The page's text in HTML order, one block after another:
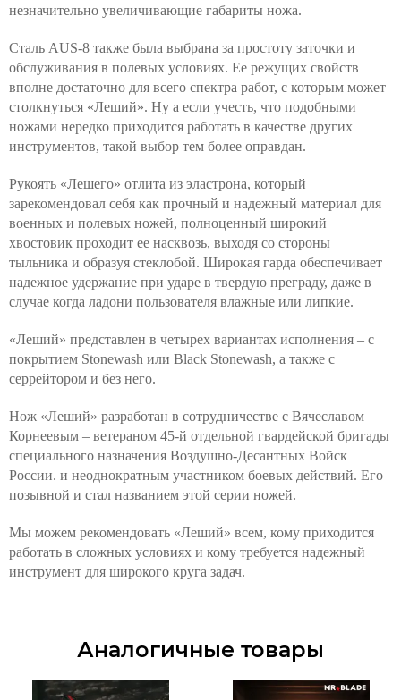
незначительно увеличивающие габариты ножа.
Сталь AUS-8 также была выбрана за простоту заточки и
обслуживания в полевых условиях. Ее режущих свойств
вполне достаточно для всего спектра работ, с которым может
столкнуться «Леший». Ну а если учесть, что подобными
ножами нередко приходится работать в качестве других
инструментов, такой выбор тем более оправдан.
Рукоять «Лешего» отлита из эластрона, который
зарекомендовал себя как прочный и надежный материал для
военных и полевых ножей, полноценный широкий
хвостовик проходит ее насквозь, выходя со стороны
тыльника и образуя стеклобой. Широкая гарда обеспечивает
надежное удержание при ударе в твердую преграду, даже в
случае когда ладони пользователя влажные или липкие.
«Леший» представлен в четырех вариантах исполнения – с
покрытием Stonewash или Black Stonewash, а также с
серрейтором и без него.
Нож «Леший» разработан в сотрудничестве с Вячеславом
Корнеевым – ветераном 45-й отдельной гвардейской бригады
специального назначения Воздушно-Десантных Войск
России. и неоднократным участником боевых действий. Его
позывной и стал названием этой серии ножей.
Мы можем рекомендовать «Леший» всем, кому приходится
работать в сложных условиях и кому требуется надежный
инструмент для широкого круга задач.
Аналогичные товары